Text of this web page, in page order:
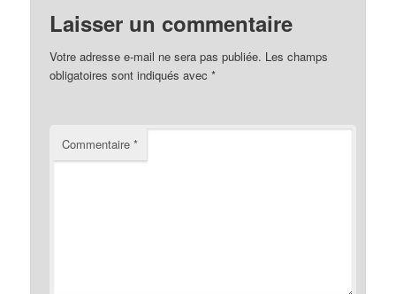
Laisser un commentaire
Votre adresse e-mail ne sera pas publiée. Les champs
obligatoires sont indiqués avec*
Commentaire*